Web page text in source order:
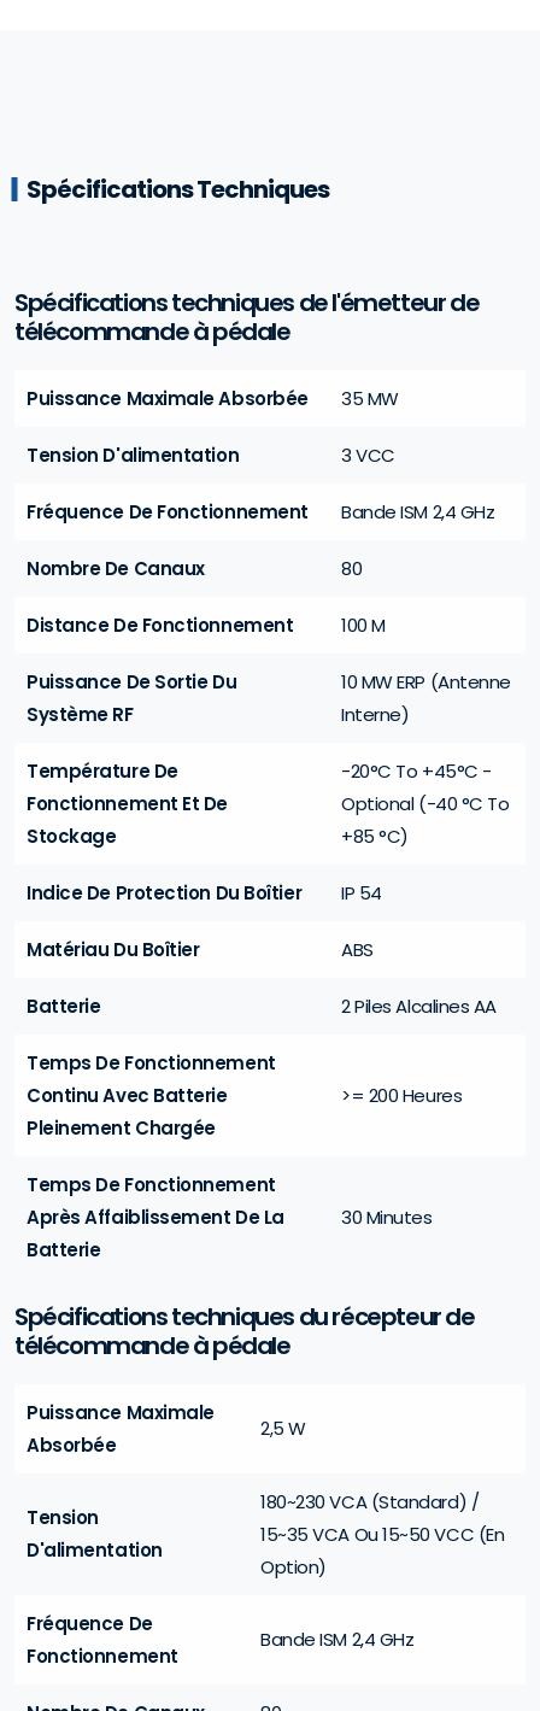
Spécifications Techniques
Spécifications techniques de l'émetteur de
télécommande à pédale
Puissance Maximale Absorbée 35 MW
Tension D'alimentation 3 VCC
Fréquence De Fonctionnement Bande ISM 2,4 GHz
Nombre De Canaux 80
Distance De Fonctionnement 100 M
Puissance De Sortie Du
Système RF
10 MW ERP (Antenne
Interne)
Température De
Fonctionnement Et De
Stockage
-20°C To +45°C -
Optional (-40 °C To
+85 °C)
Indice De Protection Du Boîtier IP 54
Matériau Du Boîtier ABS
Batterie 2 Piles Alcalines AA
Temps De Fonctionnement
Continu Avec Batterie
Pleinement Chargée
>= 200 Heures
Temps De Fonctionnement
Après Affaiblissement De La
Batterie
30 Minutes
Spécifications techniques du récepteur de
télécommande à pédale
Puissance Maximale
Absorbée
2,5 W
Tension
D'alimentation
180~230 VCA (Standard) /
15~35 VCA Ou 15~50 VCC (En
Option)
Fréquence De
Fonctionnement
Bande ISM 2,4 GHz